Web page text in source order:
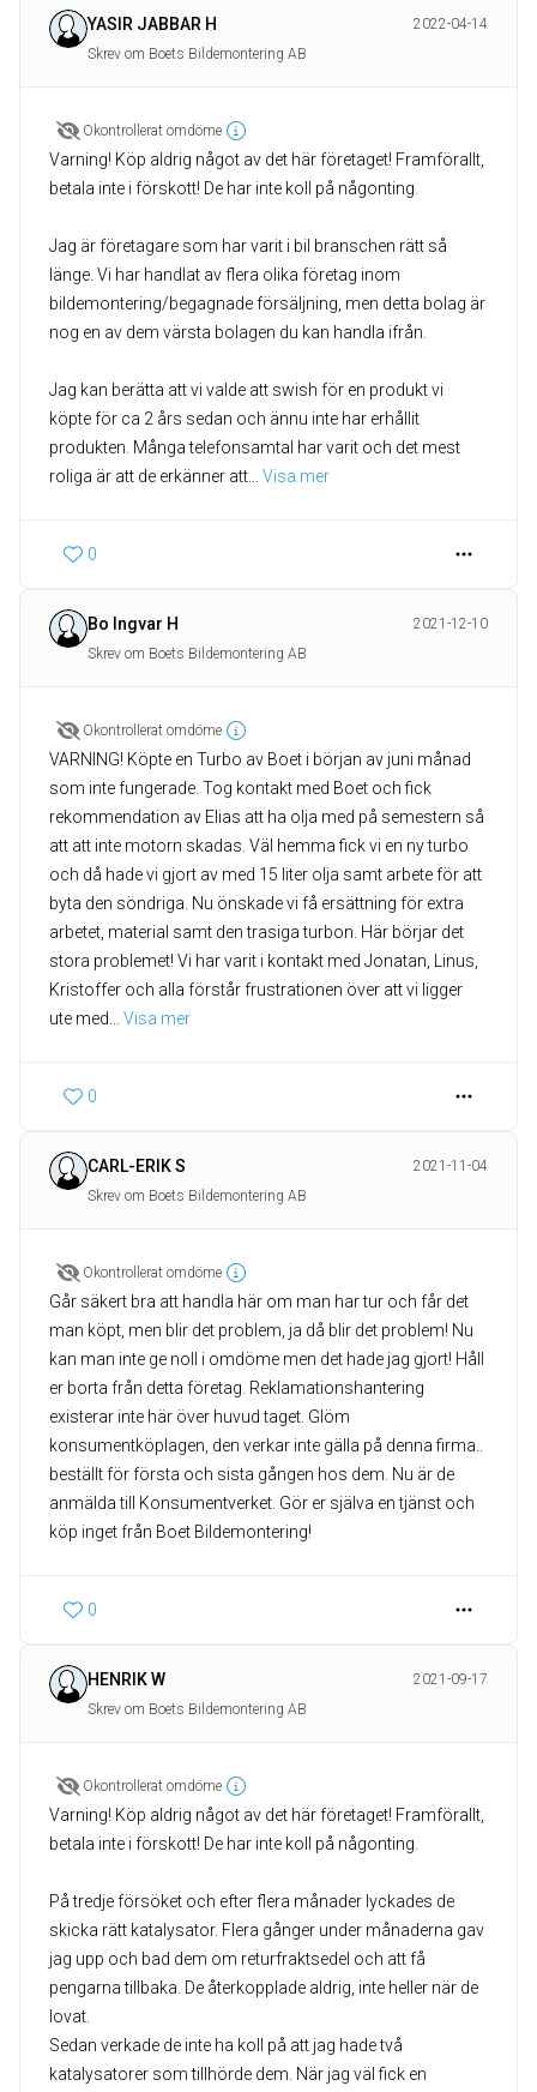
YASIR JABBAR H
2022-04-14
Skrev om Boets Bildemontering AB
Okontrollerat omdöme
Varning! Köp aldrig något av det här företaget! Framförallt,
betala inte i förskott! De har inte koll på någonting.
Jag är företagare som har varit i bil branschen rätt så
länge. Vi har handlat av flera olika företag inom
bildemontering/begagnade försäljning, men detta bolag är
nog en av dem värsta bolagen du kan handla ifrån.
Jag kan berätta att vi valde att swish för en produkt vi
köpte för ca 2 års sedan och ännu inte har erhållit
produkten. Många telefonsamtal har varit och det mest
roliga är att de erkänner att
Visa mer
0
Bo Ingvar H
2021-12-10
Skrev om Boets Bildemontering AB
Okontrollerat omdöme
VARNING! Köpte en Turbo av Boet i början av juni månad
som inte fungerade. Tog kontakt med Boet och fick
rekommendation av Elias att ha olja med på semestern så
att att inte motorn skadas. Väl hemma fick vi en ny turbo
och då hade vi gjort av med 15 liter olja samt arbete för att
byta den söndriga. Nu önskade vi få ersättning för extra
arbetet, material samt den trasiga turbon. Här börjar det
stora problemet! Vi har varit i kontakt med Jonatan, Linus,
Kristoffer och alla förstår frustrationen över att vi ligger
ute med
Visa mer
0
CARL-ERIK S
2021-11-04
Skrev om Boets Bildemontering AB
Okontrollerat omdöme
Går säkert bra att handla här om man har tur och får det
man köpt, men blir det problem, ja då blir det problem! Nu
kan man inte ge noll i omdöme men det hade jag gjort! Håll
er borta från detta företag. Reklamationshantering
existerar inte här över huvud taget. Glöm
konsumentköplagen, den verkar inte gälla på denna firma..
beställt för första och sista gången hos dem. Nu är de
anmälda till Konsumentverket. Gör er själva en tjänst och
köp inget från Boet Bildemontering!
0
HENRIK W
2021-09-17
Skrev om Boets Bildemontering AB
Okontrollerat omdöme
Varning! Köp aldrig något av det här företaget! Framförallt,
betala inte i förskott! De har inte koll på någonting.
På tredje försöket och efter flera månader lyckades de
skicka rätt katalysator. Flera gånger under månaderna gav
jag upp och bad dem om returfraktsedel och att få
pengarna tillbaka. De återkopplade aldrig, inte heller när de
lovat.
Sedan verkade de inte ha koll på att jag hade två
katalysatorer som tillhörde dem. När jag väl fick en